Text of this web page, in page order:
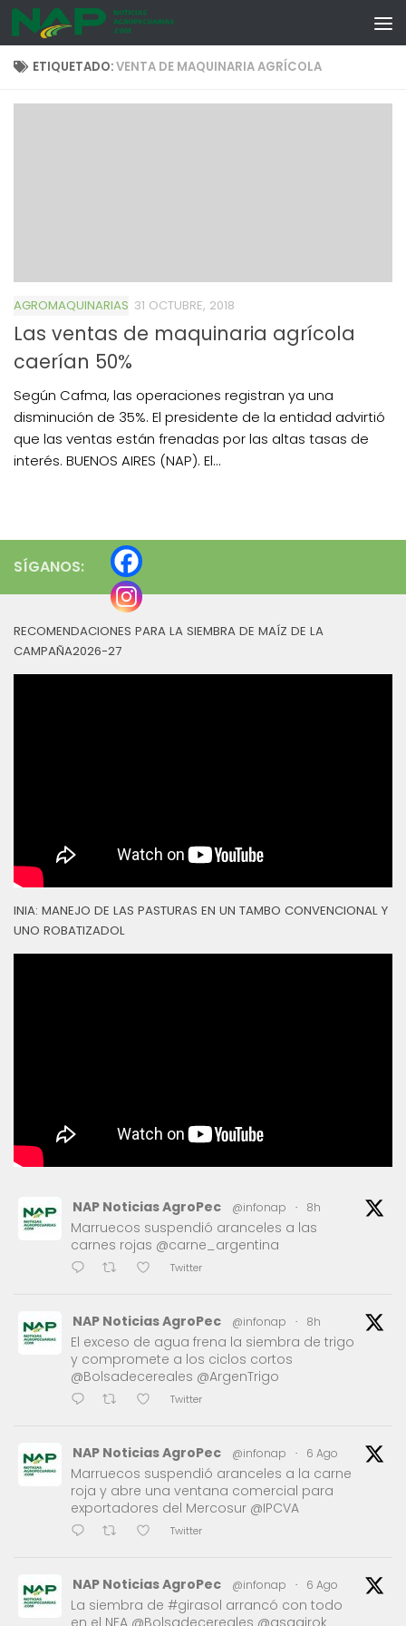
Skip to content
ETIQUETADO:VENTA DE MAQUINARIA AGRÍCOLA
AGROMAQUINARIAS 31 OCTUBRE, 2018
Las ventas de maquinaria agrícola
caerían 50%
Según Cafma, las operaciones registran ya una
disminución de 35%. El presidente de la entidad advirtió
que las ventas están frenadas por las altas tasas de
interés. BUENOS AIRES (NAP). El...
SÍGANOS:
RECOMENDACIONES PARA LA SIEMBRA DE MAÍZ DE LA
CAMPAÑA2026-27
INIA: MANEJO DE LAS PASTURAS EN UN TAMBO CONVENCIONAL Y
UNO ROBATIZADOL
NAP Noticias AgroPec @infonap · 8h
Marruecos suspendió aranceles a las
carnes rojas @carne_argentina
Twitter
NAP Noticias AgroPec @infonap · 8h
El exceso de agua frena la siembra de trigo
y compromete a los ciclos cortos
@Bolsadecereales @ArgenTrigo
Twitter
NAP Noticias AgroPec @infonap · 6 Ago
Marruecos suspendió aranceles a la carne
roja y abre una ventana comercial para
exportadores del Mercosur @IPCVA
Twitter
NAP Noticias AgroPec @infonap · 6 Ago
La siembra de #girasol arrancó con todo